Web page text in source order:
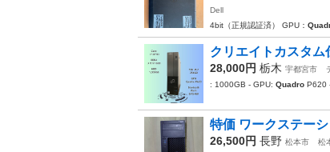
Dell
4bit（正規認証済） GPU：
クリエイトカスタ
28,000円 栃木 宇都宮市
: 1000GB - GPU: Quadro P620
特価 ワークステー
26,500円 長野 松本市 松